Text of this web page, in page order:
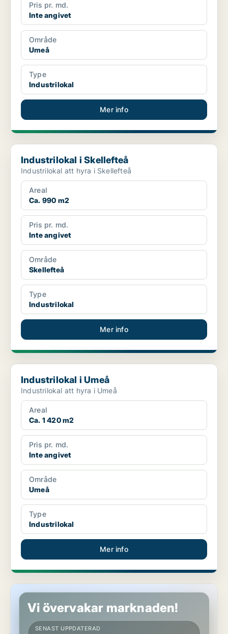
Pris pr. md.
Inte angivet
Område
Umeå
Type
Industrilokal
Mer info
Industrilokal i Skellefteå
Industrilokal i Skellefteå
Industrilokal att hyra i Skellefteå
Areal
Ca. 990 m2
Pris pr. md.
Inte angivet
Område
Skellefteå
Type
Industrilokal
Mer info
Industrilokal i Umeå
Industrilokal i Umeå
Industrilokal att hyra i Umeå
Areal
Ca. 1 420 m2
Pris pr. md.
Inte angivet
Område
Umeå
Type
Industrilokal
Mer info
Industrilokal i Umeå
Vi övervakar marknaden!
SENAST UPPDATERAD